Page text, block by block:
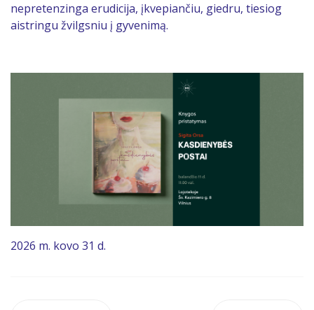
nepretenzinga erudicija, įkvepiančiu, giedru, tiesiog
aistringu žvilgsniu į gyvenimą.
2026 m. kovo 31 d.